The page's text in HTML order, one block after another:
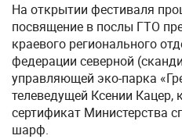
На открытии фестиваля
посвящение в послы ГТО
краевого регионального
федерации северной
управляющей эко-парка
телеведущей Ксении Кацер,
сертификат Министерства
шарф.